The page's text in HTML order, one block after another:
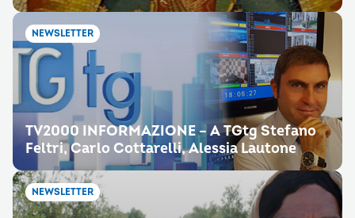
NEWSLETTER
TV2000 INFORMAZIONE – A TGtg Stefano
Feltri, Carlo Cottarelli, Alessia Lautone
NEWSLETTER